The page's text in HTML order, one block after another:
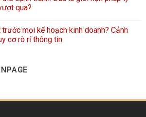
qua?
mọi kế hoạch kinh doanh? Cảnh
cơ rò rỉ thông tin